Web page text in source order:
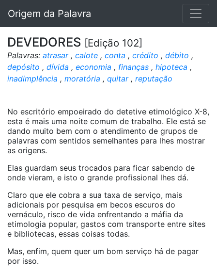
Origem da Palavra
DEVEDORES [Edição 102]
Palavras: atrasar, calote , conta , crédito , débito ,
depósito , dívida , economia , finanças , hipoteca ,
inadimplência , moratória , quitar, reputação
No escritório empoeirado do detetive etimológico X-8,
esta é mais uma noite comum de trabalho. Ele está se
dando muito bem com o atendimento de grupos de
palavras com sentidos semelhantes para lhes mostrar
as origens.
Elas guardam seus trocados para ficar sabendo de
onde vieram, e isto o grande profissional lhes dá.
Claro que ele cobra a sua taxa de serviço, mais
adicionais por pesquisa em becos escuros do
vernáculo, risco de vida enfrentando a máfia da
etimologia popular, gastos com transporte entre sites
e bibliotecas, essas coisas todas.
Mas, enfim, quem quer um bom serviço há de pagar
por isso.